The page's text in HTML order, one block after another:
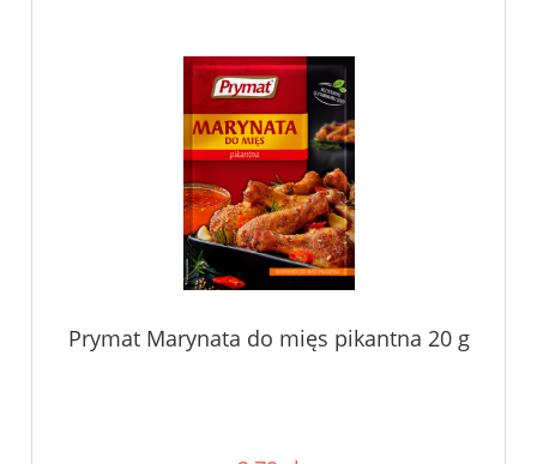
Prymat Marynata do mięs pikantna 20 g